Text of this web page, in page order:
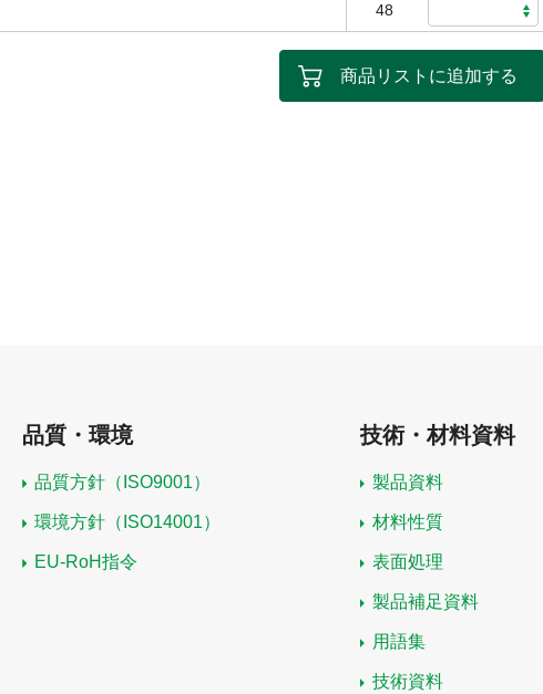
48
商品リストに追加する
品質・環境
品質方針（ISO9001）
環境方針（ISO14001）
EU-RoH指令
技術・材料資料
製品資料
材料性質
表面処理
製品補足資料
用語集
技術資料